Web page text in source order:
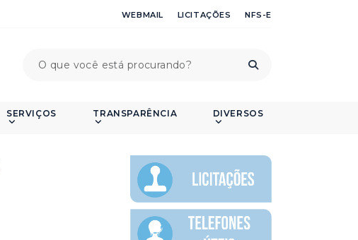
WEBMAIL LICITAÇÕES NFS-E
SERVIÇOS TRANSPARÊNCIA DIVERSOS